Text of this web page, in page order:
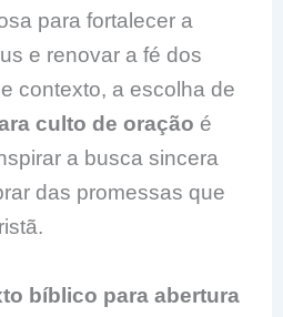
para fortalecer a
e renovar a fé dos
contexto, a escolha de
culto de oração é
a busca sincera
das promessas que
bíblico para abertura